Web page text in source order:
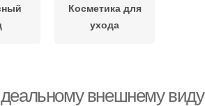
Косметика для
ухода
внешнему виду